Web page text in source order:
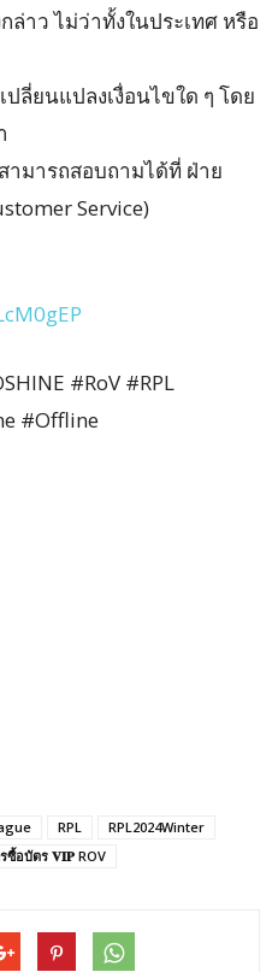
าว ไม่ว่าทั้งในประเทศ หรือ
ลี่ยนแปลงเงื่อนไขใด ๆ โดย
มารถสอบถามได้ที่ ฝ่าย
Service)
#RoV #RPL
#Offline
RPL
RPL2024Winter
ซื้อบัตร 𝐕𝐈𝐏 ROV